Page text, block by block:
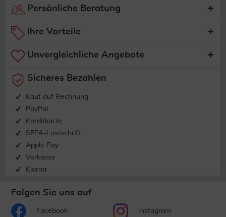
Persönliche Beratung
Ihre Vorteile
Unvergleichliche Angebote
Sicheres Bezahlen
Kauf auf Rechnung
PayPal
Kreditkarte
SEPA-Lastschrift
Apple Pay
Vorkasse
Klarna
Folgen Sie uns auf
Facebook Instagram